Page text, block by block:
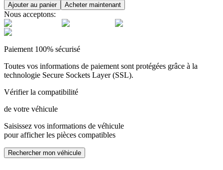
Ajouter au panier Acheter maintenant
Nous acceptons:
Paiement 100% sécurisé
Toutes vos informations de paiement sont protégées grâce à la
technologie Secure Sockets Layer (SSL).
Vérifier la compatibilité
de votre véhicule
Saisissez vos informations de véhicule
pour afficher les pièces compatibles
Rechercher mon véhicule